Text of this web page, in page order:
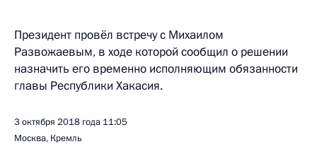
Президент провёл встречу с Михаилом
Развожаевым, в ходе которой сообщил о решении
назначить его временно исполняющим обязанности
главы Республики Хакасия.
3 октября 2018 года 11:05
Москва, Кремль